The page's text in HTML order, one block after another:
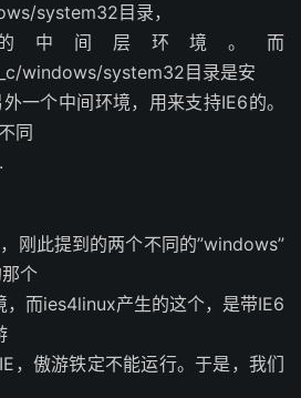
system32目录，
中间层环境。而
windows/system32目录是安
一个中间环境，用来支持IE6的。
同
刚此提到的两个不同的”windows”
个
，而ies4linux产生的这个，是带IE6
，傲游铁定不能运行。于是，我们